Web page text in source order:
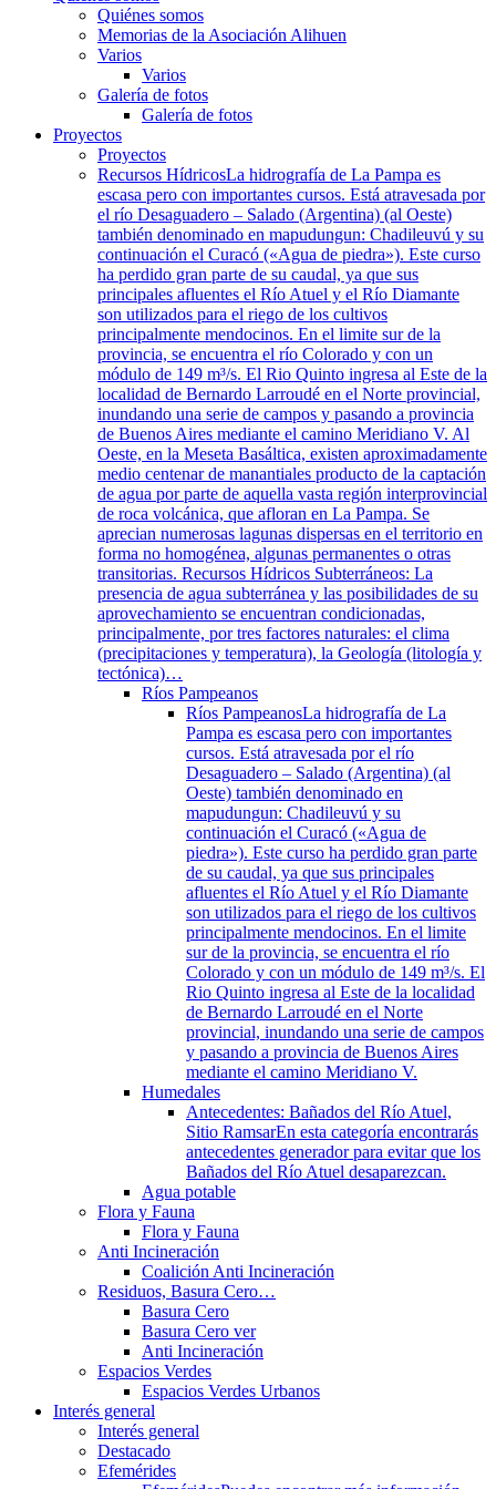
Quiénes somos
Memorias de la Asociación Alihuen
Varios
Varios
Galería de fotos
Galería de fotos
Proyectos
Proyectos
Recursos HídricosLa hidrografía de La Pampa es
escasa pero con importantes cursos. Está atravesada por
el río Desaguadero – Salado (Argentina) (al Oeste)
también denominado en mapudungun: Chadileuvú y su
continuación el Curacó («Agua de piedra»). Este curso
ha perdido gran parte de su caudal, ya que sus
principales afluentes el Río Atuel y el Río Diamante
son utilizados para el riego de los cultivos
principalmente mendocinos. En el limite sur de la
provincia, se encuentra el río Colorado y con un
módulo de 149 m³/s. El Rio Quinto ingresa al Este de la
localidad de Bernardo Larroudé en el Norte provincial,
inundando una serie de campos y pasando a provincia
de Buenos Aires mediante el camino Meridiano V. Al
Oeste, en la Meseta Basáltica, existen aproximadamente
medio centenar de manantiales producto de la captación
de agua por parte de aquella vasta región interprovincial
de roca volcánica, que afloran en La Pampa. Se
aprecian numerosas lagunas dispersas en el territorio en
forma no homogénea, algunas permanentes o otras
transitorias. Recursos Hídricos Subterráneos: La
presencia de agua subterránea y las posibilidades de su
aprovechamiento se encuentran condicionadas,
principalmente, por tres factores naturales: el clima
(precipitaciones y temperatura), la Geología (litología y
tectónica)…
Ríos Pampeanos
Ríos PampeanosLa hidrografía de La
Pampa es escasa pero con importantes
cursos. Está atravesada por el río
Desaguadero – Salado (Argentina) (al
Oeste) también denominado en
mapudungun: Chadileuvú y su
continuación el Curacó («Agua de
piedra»). Este curso ha perdido gran parte
de su caudal, ya que sus principales
afluentes el Río Atuel y el Río Diamante
son utilizados para el riego de los cultivos
principalmente mendocinos. En el limite
sur de la provincia, se encuentra el río
Colorado y con un módulo de 149 m³/s. El
Rio Quinto ingresa al Este de la localidad
de Bernardo Larroudé en el Norte
provincial, inundando una serie de campos
y pasando a provincia de Buenos Aires
mediante el camino Meridiano V.
Humedales
Antecedentes: Bañados del Río Atuel,
Sitio RamsarEn esta categoría encontrarás
antecedentes generador para evitar que los
Bañados del Río Atuel desaparezcan.
Agua potable
Flora y Fauna
Flora y Fauna
Anti Incineración
Coalición Anti Incineración
Residuos, Basura Cero…
Basura Cero
Basura Cero ver
Anti Incineración
Espacios Verdes
Espacios Verdes Urbanos
Interés general
Interés general
Destacado
Efemérides